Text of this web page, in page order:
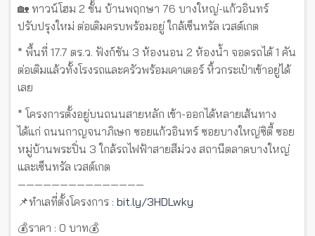
🏡 ทาวน์โฮม 2 ชั้น บ้านพฤกษา 76 บางใหญ่-แก้วอินทร์
ปรับปรุงใหม่ ต่อเติมครบพร้อมอยู่ ใกล้เซ็นทรัล เวสต์เกต
* พื้นที่ 17.7 ตร.ว. ฟังก์ชัน 3 ห้องนอน 2 ห้องน้ำ จอดรถได้ 1 คัน
ต่อเติมแล้วทั้งโรงรถและครัวพร้อมเคาเตอร์ หิ้วกระเป๋าเข้าอยู่ได้
เลย
* โครงการตั้งอยู่บนถนนสายหลัก เข้า-ออกได้หลายเส้นทาง
ได้แก่ ถนนกาญจนาภิเษก ซอยแก้วอินทร์ ซอยบางใหญ่ซิตี้ ซอย
หมู่บ้านพระปิ่น 3 ใกล้รถไฟฟ้าสายสีม่วง สถานีตลาดบางใหญ่
และเซ็นทรัล เวสต์เกต
———————————————
📌ทำเลที่ตั้งโครงการ : bit.ly/3HDLwky
💰ราคา : 0 บาท💰